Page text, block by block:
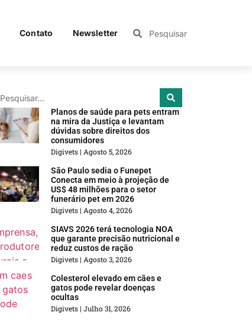
Contato Newsletter
Planos de saúde para pets entram
na mira da Justiça e levantam
dúvidas sobre direitos dos
consumidores
Digivets Agosto 5, 2026
São Paulo sedia o Funepet
Conecta em meio à projeção de
US$ 48 milhões para o setor
funerário pet em 2026
Digivets Agosto 4, 2026
SIAVS 2026 terá tecnologia NOA
que garante precisão nutricional e
reduz custos de ração
Digivets Agosto 3, 2026
Colesterol elevado em cães e
gatos pode revelar doenças
ocultas
Digivets Julho 31, 2026